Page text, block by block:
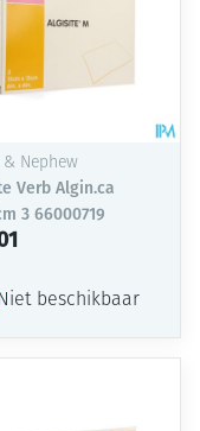
Nephew
Verb Algin.ca
3 66000719
beschikbaar